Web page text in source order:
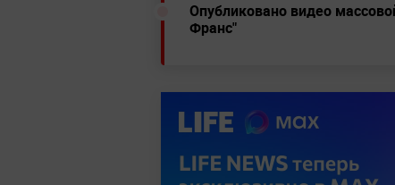
Опубликовано видео
Франс"